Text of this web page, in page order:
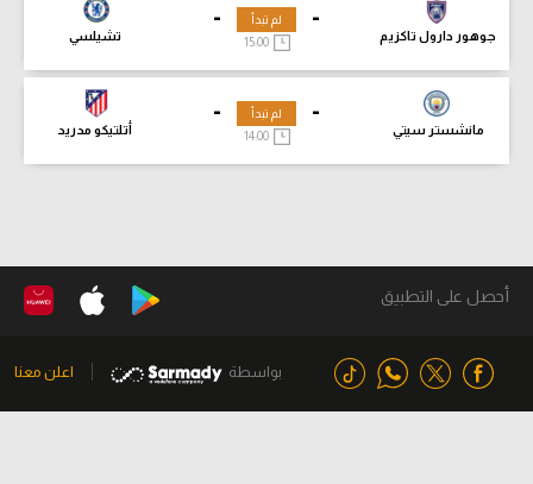
-
جوهور دارول تاكزيم
-
تشيلسي
لم تبدأ
15:00
-
مانشستر سيتي
-
أتلتيكو مدريد
لم تبدأ
14:00
أحصل على التطبيق
بواسطة اعلن معنا